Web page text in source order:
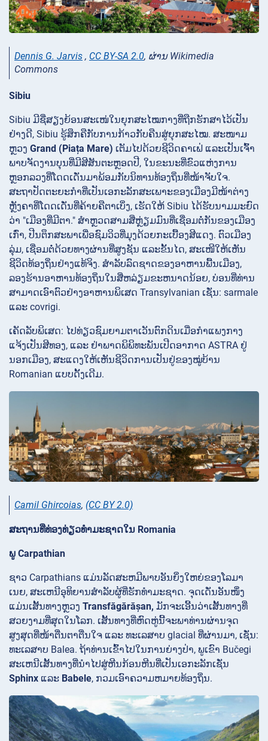
Dennis G. Jarvis , CC BY-SA 2.0, ຜ່ານ Wikimedia
Commons
Sibiu
Sibiu ມີຊື່ສຽງຍ້ອນສະເໜ່ໃນຍຸກສະໄໝກາງທີ່ຖືກຮັກສາໄວ້ເປັນ
ຢ່າງດີ, Sibiu ຮູ້ສຶກຄືກັບການກ້າວກັບຄືນສູ່ຍຸກສະໄໝ. ສະໜາມ
ຫຼວງ Grand (Piața Mare) ເຕັມໄປດ້ວຍຊີວິດຄາເຟ່ ແລະເປັນເຈົ້າ
ພາບຈັດງານບຸນທີ່ມີສີສັນຕະຫຼອດປີ, ໃນຂະນະທີ່ຂົວແຫ່ງການ
ຫຼອກລວງທີ່ໂດດເດັ່ນມາພ້ອມກັບນິທານທ້ອງຖິ່ນທີ່ໜ້າຈັບໃຈ.
ສະຖາປັດຕະຍະກຳທີ່ເປັນເອກະລັກສະເພາະຂອງເມືອງມີໜ້າຕ່າງ
ຫຼັງຄາທີ່ໂດດເດັ່ນທີ່ຄ້າຍຄືຕາເບິ່ງ, ເຮັດໃຫ້ Sibiu ໄດ້ຮັບນາມມະຍົດ
ວ່າ "ເມືອງທີ່ມີຕາ." ສຳຫຼວດສາມສີ່ຫຼ່ຽມມົນທີ່ເຊື່ອມຕໍ່ກັນຂອງເມືອງ
ເກົ່າ, ປີນຕຶກສະພາເພື່ອຊົມວິວທີ່ມຸງດ້ວຍກະເບື້ອງສີແດງ. ຕົວເມືອງ
ລຸ່ມ, ເຊື່ອມຕໍ່ດ້ວຍທາງຜ່ານທີ່ສູງຊັນ ແລະຂັ້ນໄດ, ສະເໜີໃຫ້ເຫັນ
ຊີວິດທ້ອງຖິ່ນຢ່າງແທ້ຈິງ. ສໍາລັບລົດຊາດຂອງອາຫານພື້ນເມືອງ,
ລອງຮ້ານອາຫານທ້ອງຖິ່ນໃນສີ່ຫລ່ຽມຂະຫນາດນ້ອຍ, ບ່ອນທີ່ທ່ານ
ສາມາດເອົາຕົວຢ່າງອາຫານພິເສດ Transylvanian ເຊັ່ນ: sarmale
ແລະ covrigi.
ເຄັດລັບພິເສດ: ໄປທ່ຽວຊົມຍາມຕາເວັນຕົກດິນເມື່ອກຳແພງກາງ
ແຈ້ງເປັນສີທອງ, ແລະ ຢ່າພາດພິພິທະພັນເປີດອາກາດ ASTRA ຢູ່
ນອກເມືອງ, ສະແດງໃຫ້ເຫັນຊີວິດການເປັນຢູ່ຂອງໝູ່ບ້ານ
Romanian ແບບດັ້ງເດີມ.
Camil Ghircoias, (CC BY 2.0)
ສະຖານທີ່ທ່ອງທ່ຽວທໍາມະຊາດໃນ Romania
ພູ Carpathian
ຊາວ Carpathians ແມ່ນລັດສະຫມີພາບອັນຍິ່ງໃຫຍ່ຂອງໂລມາ
ເນຍ, ສະເຫນີອຸທິຍານສໍາລັບຜູ້ທີ່ຮັກທໍາມະຊາດ. ຈຸດເດັ່ນອັນໜຶ່ງ
ແມ່ນເສັ້ນທາງຫຼວງ Transfăgărășan, ມັກຈະເອີ້ນວ່າເສັ້ນທາງທີ່
ສວຍງາມທີ່ສຸດໃນໂລກ. ເສັ້ນທາງທີ່ຫົດຫູ່ນີ້ຈະພາທ່ານຜ່ານຈຸດ
ສູງສຸດທີ່ໜ້າຕື່ນຕາຕື່ນໃຈ ແລະ ທະເລສາບ glacial ທີ່ຜ່ານມາ, ເຊັ່ນ:
ທະເລສາບ Balea. ຖ້າທ່ານເຂົ້າໄປໃນການຍ່າງປ່າ, ພູເຂົາ Bučegi
ສະເຫນີເສັ້ນທາງທີ່ນໍາໄປສູ່ຫີນກ້ອນຫີນທີ່ເປັນເອກະລັກເຊັ່ນ
Sphinx ແລະ Babele, ກວມເອົາຄວາມຫມາຍທ້ອງຖິ່ນ.